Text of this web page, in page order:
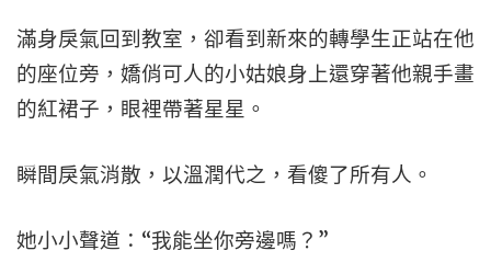
滿身戾氣回到教室，卻看到新來的轉學生正站在他
的座位旁，嬌俏可人的小姑娘身上還穿著他親手畫
的紅裙子，眼裡帶著星星。
瞬間戾氣消散，以溫潤代之，看傻了所有人。
她小小聲道：“我能坐你旁邊嗎？”